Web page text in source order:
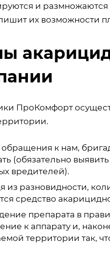
и размножаются
их возможности
ПроКомфорт
к нам,
(обязательно
вредителей).
из разновидности,
средство
препарата в
к аппарату и,
территории так,